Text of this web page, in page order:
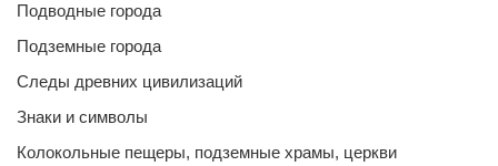
Подводные города
Подземные города
Следы древних цивилизаций
Знаки и символы
Колокольные пещеры, подземные храмы, церкви